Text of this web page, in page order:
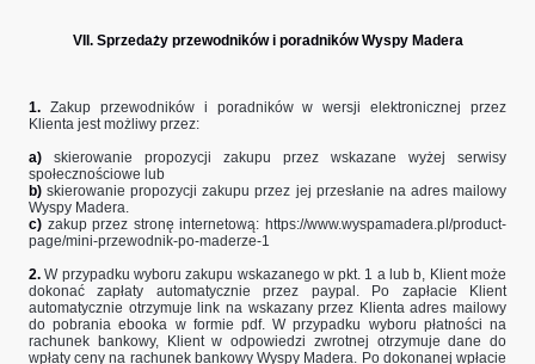
VII. Sprzedaży przewodników i poradników Wyspy Madera
1. Zakup przewodników i poradników w wersji elektronicznej przez
Klienta jest możliwy przez:
a) skierowanie propozycji zakupu przez wskazane wyżej serwisy
społecznościowe lub
b) skierowanie propozycji zakupu przez jej przesłanie na adres mailowy
Wyspy Madera.
c) zakup przez stronę internetową: https://www.wyspamadera.pl/product-
page/mini-przewodnik-po-maderze-1
2. W przypadku wyboru zakupu wskazanego w pkt. 1 a lub b, Klient może
dokonać zapłaty automatycznie przez paypal. Po zapłacie Klient
automatycznie otrzymuje link na wskazany przez Klienta adres mailowy
do pobrania ebooka w formie pdf. W przypadku wyboru płatności na
rachunek bankowy, Klient w odpowiedzi zwrotnej otrzymuje dane do
wpłaty ceny na rachunek bankowy Wyspy Madera. Po dokonanej wpłacie